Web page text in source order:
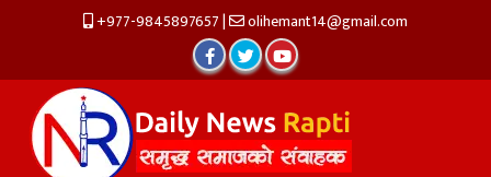
+977-9845897657| olihemant14@gmail.com